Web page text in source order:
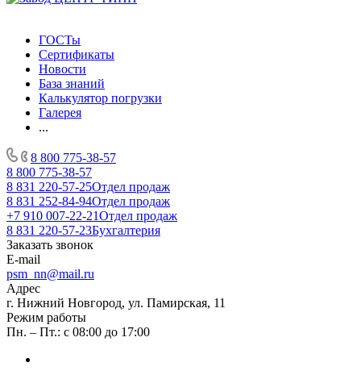
ГОСТы
Сертификаты
Новости
База знаний
Калькулятор погрузки
Галерея
...
8 800 775-38-57
8 800 775-38-57
8 831 220-57-25Отдел продаж
8 831 252-84-94Отдел продаж
+7 910 007-22-21Отдел продаж
8 831 220-57-23Бухгалтерия
Заказать звонок
E-mail
psm_nn@mail.ru
Адрес
г. Нижний Новгород, ул. Памирская, 11
Режим работы
Пн. – Пт.: с 08:00 до 17:00